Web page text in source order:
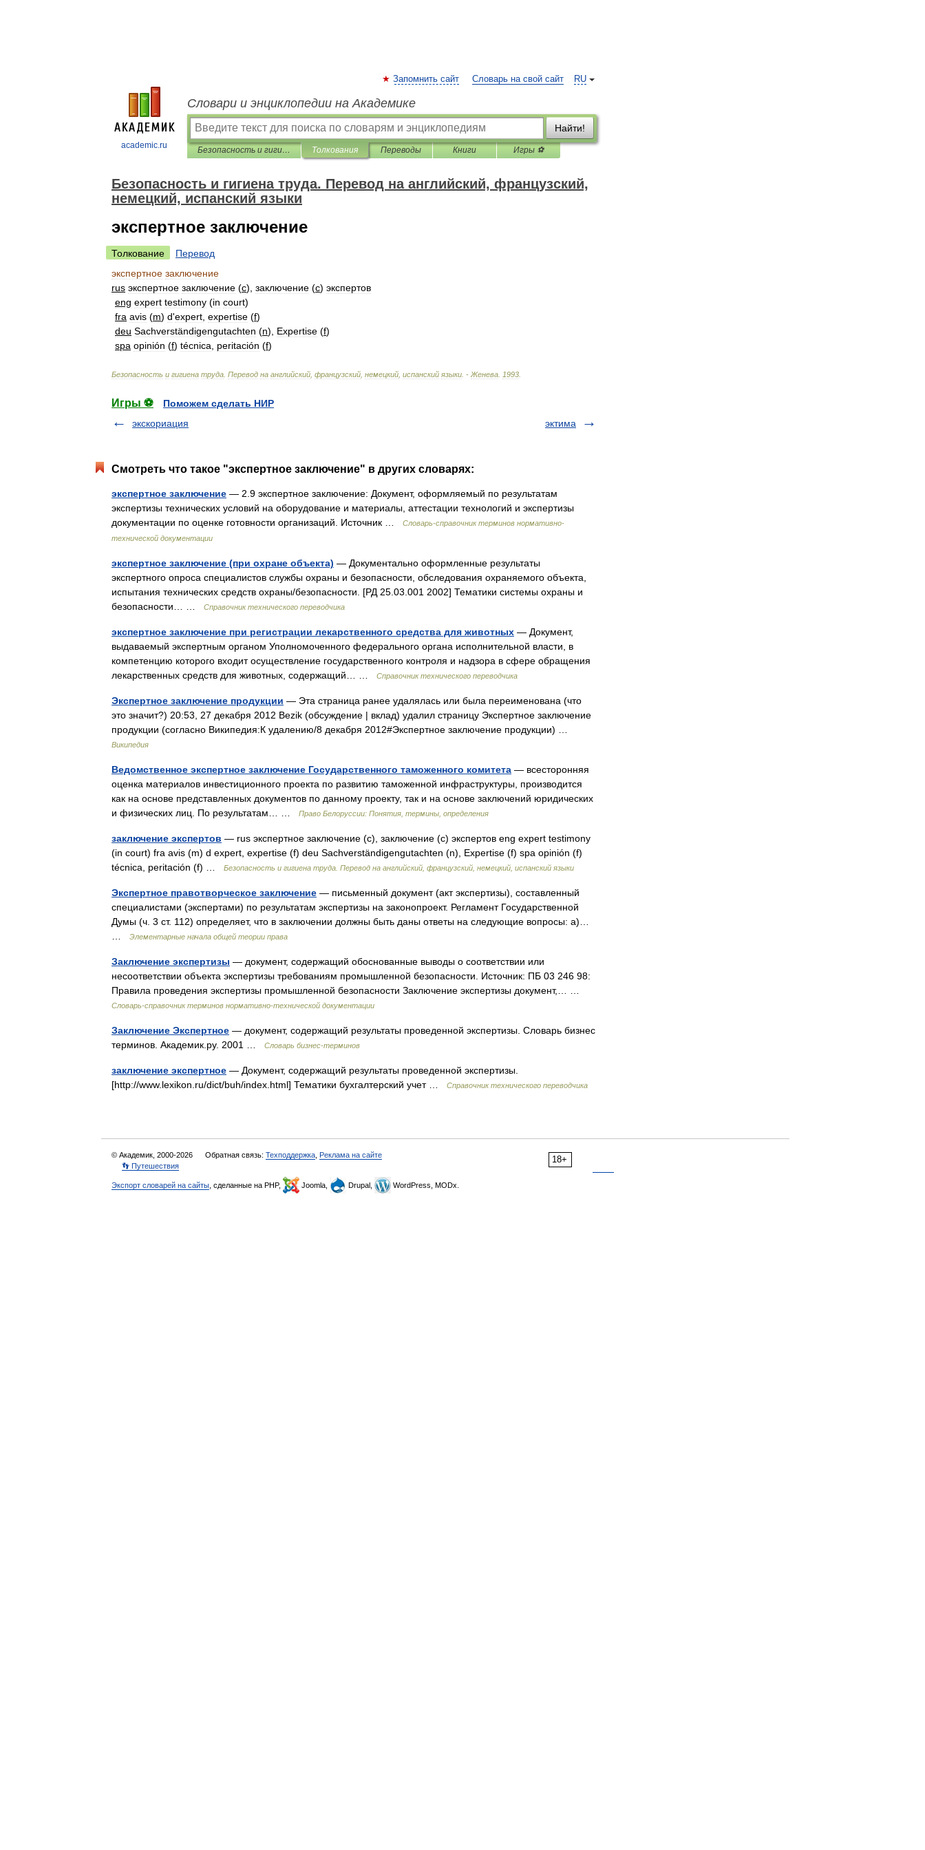
academic.ru
RU
Запомнить сайт Словарь на свой сайт
Словари и энциклопедии на Академике
Найти!
Безопасность и гигиена труда. Перевод на английский, французский, немецкий, испанский языки Толкования Переводы Книги Игры ⚽
Безопасность и гигиена труда. Перевод на английский, французский,
немецкий, испанский языки
экспертное заключение
Толкование
Перевод
экспертное заключение
rus экспертное заключение (с), заключение (с) экспертов
eng expert testimony (in court)
fra avis (m) d'expert expertise (f)
deu Sachverständigengutachten (n), Expertise (f)
spa opinión (f) técnica peritación (f)
Безопасность и гигиена труда Перевод на английский французский немецкий испанский языки . - Женева 1993
Игры ⚽
Поможем сделать НИР
экскориация
эктима
Смотреть что такое "экспертное заключение" в других словарях:
экспертное заключение — 2.9 экспертное заключение: Документ, оформляемый по результатам
экспертизы технических условий на оборудование и материалы, аттестации технологий и экспертизы
документации по оценке готовности организаций. Источник …
Словарь-справочник терминов нормативно-
технической документации
экспертное заключение (при охране объекта) — Документально оформленные результаты
экспертного опроса специалистов службы охраны и безопасности, обследования охраняемого объекта,
испытания технических средств охраны/безопасности. [РД 25.03.001 2002] Тематики системы охраны и
безопасности… …
Справочник технического переводчика
экспертное заключение при регистрации лекарственного средства для животных — Документ,
выдаваемый экспертным органом Уполномоченного федерального органа исполнительной власти, в
компетенцию которого входит осуществление государственного контроля и надзора в сфере обращения
лекарственных средств для животных, содержащий… …
Справочник технического переводчика
Экспертное заключение продукции — Эта страница ранее удалялась или была переименована (что
это значит?) 20:53, 27 декабря 2012 Bezik (обсуждение | вклад) удалил страницу Экспертное заключение
продукции (согласно Википедия:К удалению/8 декабря 2012#Экспертное заключение продукции) …
Википедия
Ведомственное экспертное заключение Государственного таможенного комитета — всесторонняя
оценка материалов инвестиционного проекта по развитию таможенной инфраструктуры, производится
как на основе представленных документов по данному проекту, так и на основе заключений юридических
и физических лиц. По результатам… …
Право Белоруссии: Понятия, термины, определения
заключение экспертов — rus экспертное заключение (с), заключение (с) экспертов eng expert testimony
(in court) fra avis (m) d expert, expertise (f) deu Sachverständigengutachten (n), Expertise (f) spa opinión (f)
técnica, peritación (f) …
Безопасность и гигиена труда. Перевод на английский, французский, немецкий, испанский языки
Экспертное правотворческое заключение — письменный документ (акт экспертизы), составленный
специалистами (экспертами) по результатам экспертизы на законопроект. Регламент Государственной
Думы (ч. 3 ст. 112) определяет, что в заключении должны быть даны ответы на следующие вопросы: а)…
Элементарные начала общей теории права
Заключение экспертизы — документ, содержащий обоснованные выводы о соответствии или
несоответствии объекта экспертизы требованиям промышленной безопасности. Источник: ПБ 03 246 98:
Правила проведения экспертизы промышленной безопасности Заключение экспертизы документ,… …
Словарь-справочник терминов нормативно-технической документации
Заключение Экспертное — документ, содержащий результаты проведенной экспертизы. Словарь бизнес
терминов. Академик.ру. 2001 …
Словарь бизнес-терминов
заключение экспертное — Документ, содержащий результаты проведенной экспертизы.
[http://www.lexikon.ru/dict/buh/index.html] Тематики бухгалтерский учет …
Справочник технического переводчика
18+
© Академик, 2000-2026 Обратная связь: Техподдержка Реклама на сайте
👣 Путешествия
Экспорт словарей на сайты , сделанные на PHP, Joomla, Drupal, WordPress, MODx.